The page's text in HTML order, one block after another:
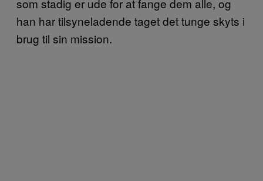
som stadig er ude for at fange dem alle, og
han har tilsyneladende taget det tunge skyts i
brug til sin mission.